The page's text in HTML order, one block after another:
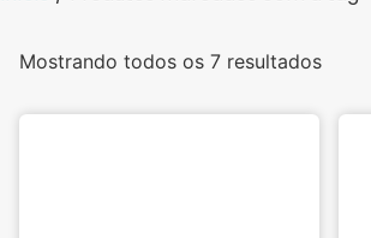
Mostrando todos os 7 resultados